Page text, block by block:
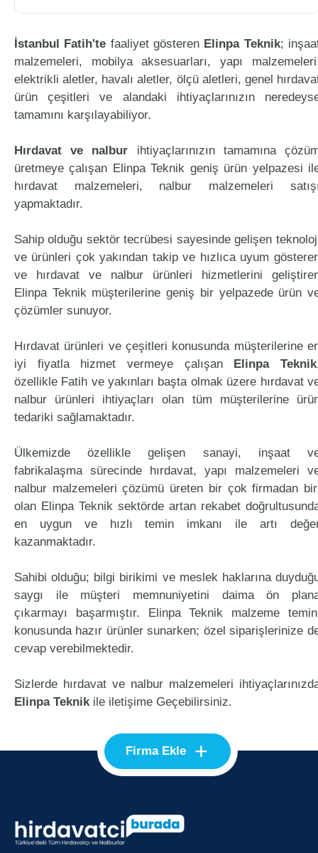
İstanbul Fatih'te faaliyet gösteren Elinpa Teknik;
malzemeleri, mobilya aksesuarları, yapı
elektrikli aletler, havalı aletler, ölçü aletleri, genel
ürün çeşitleri ve alandaki ihtiyaçlarınızın
tamamını karşılayabiliyor.
Hırdavat ve nalbur ihtiyaçlarınızın tamamına
üretmeye çalışan Elinpa Teknik geniş ürün yelpazesi
hırdavat malzemeleri, nalbur malzemeleri
yapmaktadır.
Sahip olduğu sektör tecrübesi sayesinde gelişen
ve ürünleri çok yakından takip ve hızlıca uyum
ve hırdavat ve nalbur ürünleri hizmetlerini
Elinpa Teknik müşterilerine geniş bir yelpazede ürün
çözümler sunuyor.
Hırdavat ürünleri ve çeşitleri konusunda müşterilerine
iyi fiyatla hizmet vermeye çalışan Elinpa Teknik
özellikle Fatih ve yakınları başta olmak üzere hırdavat
nalbur ürünleri ihtiyaçları olan tüm müşterilerine
tedariki sağlamaktadır.
Ülkemizde özellikle gelişen sanayi, inşaat
fabrikalaşma sürecinde hırdavat, yapı malzemeleri
nalbur malzemeleri çözümü üreten bir çok firmadan
olan Elinpa Teknik sektörde artan rekabet
en uygun ve hızlı temin imkanı ile artı
kazanmaktadır.
Sahibi olduğu; bilgi birikimi ve meslek haklarına
saygı ile müşteri memnuniyetini daima ön
çıkarmayı başarmıştır. Elinpa Teknik malzeme
konusunda hazır ürünler sunarken; özel siparişlerinize
cevap verebilmektedir.
Sizlerde hırdavat ve nalbur malzemeleri
Elinpa Teknikile iletişime Geçebilirsiniz.
Firma Ekle +